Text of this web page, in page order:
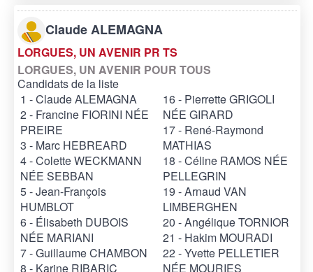
Claude ALEMAGNA
LORGUES, UN AVENIR PR TS
LORGUES, UN AVENIR POUR TOUS
Candidats de la liste
1 - Claude ALEMAGNA
2 - Francine FIORINI NÉE
PREIRE
3 - Marc HEBREARD
4 - Colette WECKMANN
NÉE SEBBAN
5 - Jean-François
HUMBLOT
6 - Élisabeth DUBOIS
NÉE MARIANI
7 - Guillaume CHAMBON
8 - Karine RIBARIC
16 - Pierrette GRIGOLI
NÉE GIRARD
17 - René-Raymond
MATHIAS
18 - Céline RAMOS NÉE
PELLEGRIN
19 - Arnaud VAN
LIMBERGHEN
20 - Angélique TORNIOR
21 - Hakim MOURADI
22 - Yvette PELLETIER
NÉE MOURIES